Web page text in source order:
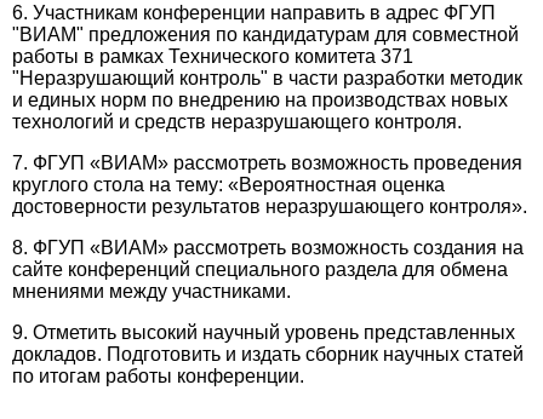
6. Участникам конференции направить в адрес ФГУП
"ВИАМ" предложения по кандидатурам для совместной
работы в рамках Технического комитета 371
"Неразрушающий контроль" в части разработки методик
и единых норм по внедрению на производствах новых
технологий и средств неразрушающего контроля.
7. ФГУП «ВИАМ» рассмотреть возможность проведения
круглого стола на тему: «Вероятностная оценка
достоверности результатов неразрушающего контроля».
8. ФГУП «ВИАМ» рассмотреть возможность создания на
сайте конференций специального раздела для обмена
мнениями между участниками.
9. Отметить высокий научный уровень представленных
докладов. Подготовить и издать сборник научных статей
по итогам работы конференции.